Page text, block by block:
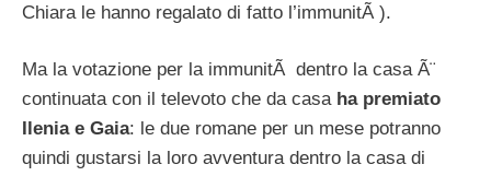
Chiara le hanno regalato di fatto l’immunitÃ ).
Ma la votazione per la immunitÃ dentro la casa Ã¨
continuata con il televoto che da casa ha premiato
Ilenia e Gaia: le due romane per un mese potranno
quindi gustarsi la loro avventura dentro la casa di